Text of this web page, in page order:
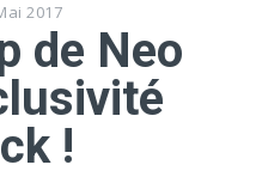
2017
de Neo
!